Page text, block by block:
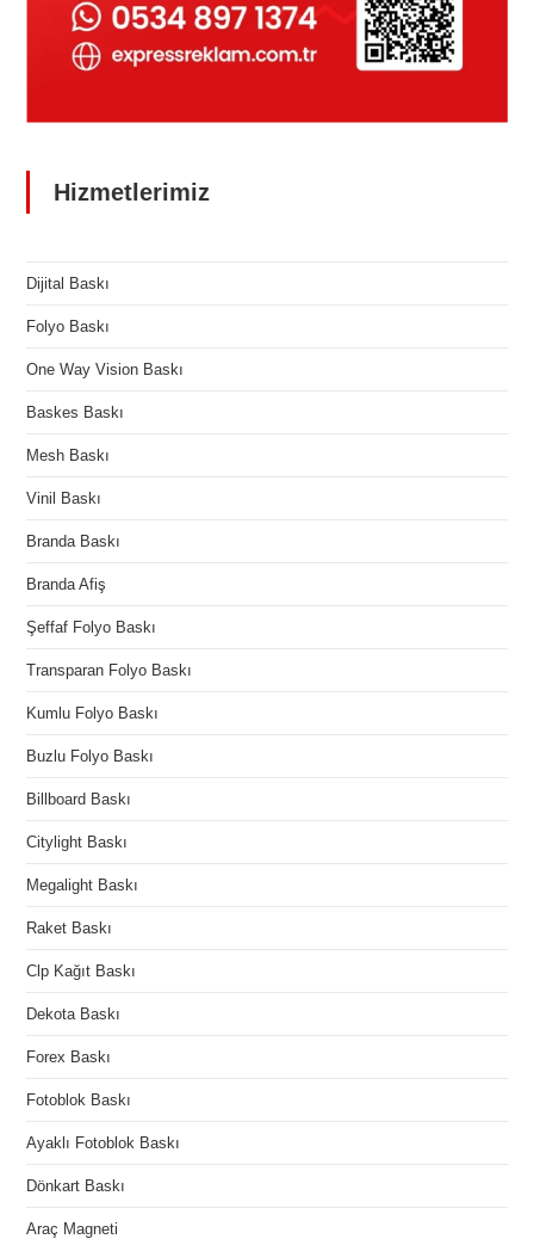
Hizmetlerimiz
Dijital Baskı
Folyo Baskı
One Way Vision Baskı
Baskes Baskı
Mesh Baskı
Vinil Baskı
Branda Baskı
Branda Afiş
Şeffaf Folyo Baskı
Transparan Folyo Baskı
Kumlu Folyo Baskı
Buzlu Folyo Baskı
Billboard Baskı
Citylight Baskı
Megalight Baskı
Raket Baskı
Clp Kağıt Baskı
Dekota Baskı
Forex Baskı
Fotoblok Baskı
Ayaklı Fotoblok Baskı
Dönkart Baskı
Araç Magneti